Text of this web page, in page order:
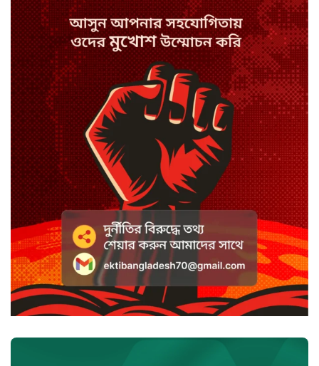
শেখ পরিবারের সবাই নিরাপদে বাইরে,
কারাগারে দলের কর্মীরা
ইবির ৪৪ শিক্ষকের বিরুদ্ধে
রাষ্ট্রবিরোধিতার তদন্ত কমিটি
বাংলাদেশে চালু হলো থাই কফি চেইন
ক্যাফে আমাজন